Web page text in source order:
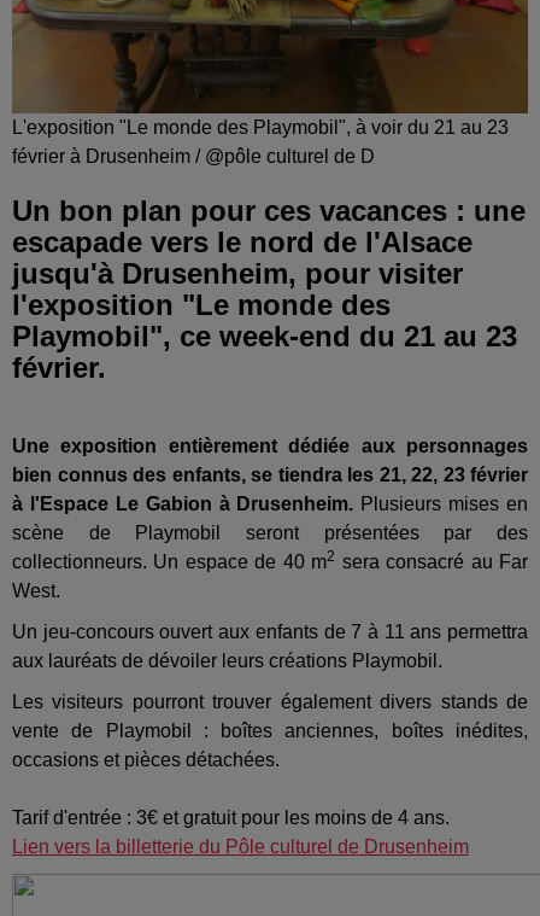
L'exposition "Le monde des Playmobil", à voir du 21 au 23
février à Drusenheim / @pôle culturel de D
Un bon plan pour ces vacances : une
escapade vers le nord de l'Alsace
jusqu'à Drusenheim, pour visiter
l'exposition "Le monde des
Playmobil", ce week-end du 21 au 23
février.
Une exposition entièrement dédiée aux personnages
bien connus des enfants, se tiendra les 21, 22, 23 février
à l'Espace Le Gabion à Drusenheim. Plusieurs mises en
scène de Playmobil seront présentées par des
collectionneurs. Un espace de 40 m2 sera consacré au Far
West.
Un jeu-concours ouvert aux enfants de 7 à 11 ans permettra
aux lauréats de dévoiler leurs créations Playmobil.
Les visiteurs pourront trouver également divers stands de
vente de Playmobil : boîtes anciennes, boîtes inédites,
occasions et pièces détachées.
Tarif d'entrée : 3€ et gratuit pour les moins de 4 ans.
Lien vers la billetterie du Pôle culturel de Drusenheim